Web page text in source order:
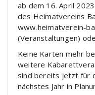
ab dem 16. April
des Heimatvereins
www.heimatverein-
(Veranstaltungen)
Keine Karten mehr
weitere
sind bereits jetzt für
nächstes Jahr in